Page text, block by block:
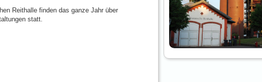
Reithalle finden das ganze Jahr über
statt.